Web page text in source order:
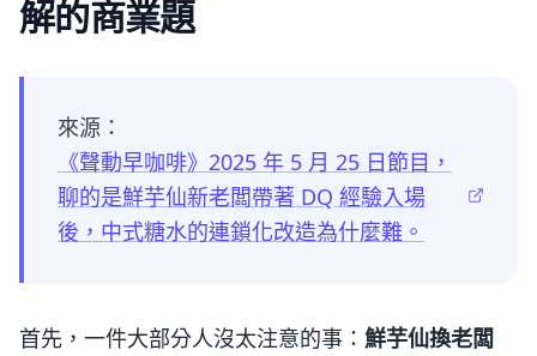
解的商業題
來源：
《聲動早咖啡》2025 年 5 月 25 日節目，
聊的是鮮芋仙新老闆帶著 DQ 經驗入場
後，中式糖水的連鎖化改造為什麼難。
首先，一件大部分人沒太注意的事： 鮮芋仙換老闆